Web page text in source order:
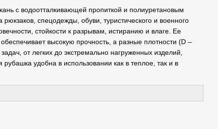
с водоотталкивающей пропиткой и полиуретановым
спецодежды, обуви, туристического и военного
стойкости к разрывам, истиранию и влаге. Ее
высокую прочность, а разные плотности (D –
от легких до экстремально нагруженных изделий,
удобна в использовании как в теплое, так и в